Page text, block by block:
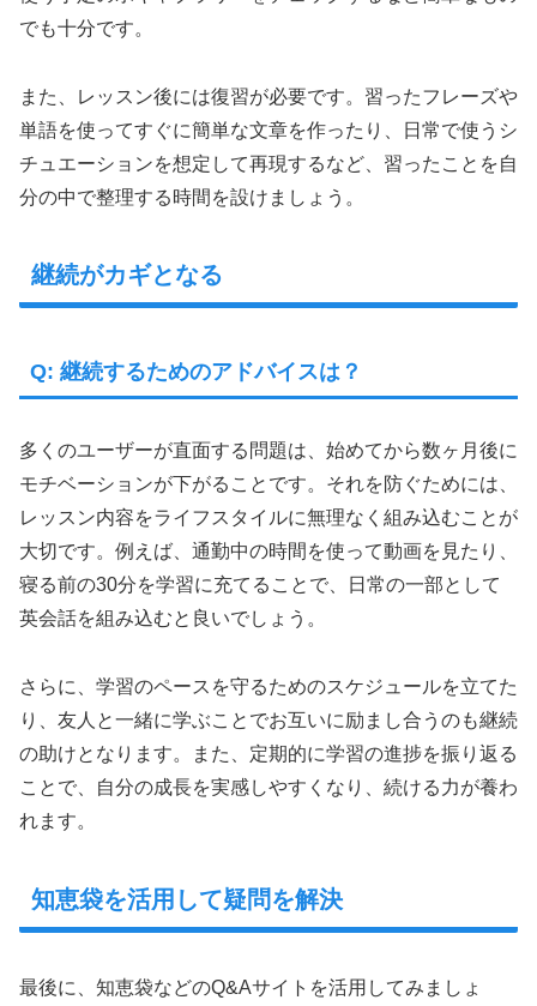
でも十分です。
また、レッスン後には復習が必要です。習ったフレーズや
単語を使ってすぐに簡単な文章を作ったり、日常で使うシ
チュエーションを想定して再現するなど、習ったことを自
分の中で整理する時間を設けましょう。
継続がカギとなる
Q: 継続するためのアドバイスは？
多くのユーザーが直面する問題は、始めてから数ヶ月後に
モチベーションが下がることです。それを防ぐためには、
レッスン内容をライフスタイルに無理なく組み込むことが
大切です。例えば、通勤中の時間を使って動画を見たり、
寝る前の30分を学習に充てることで、日常の一部として
英会話を組み込むと良いでしょう。
さらに、学習のペースを守るためのスケジュールを立てた
り、友人と一緒に学ぶことでお互いに励まし合うのも継続
の助けとなります。また、定期的に学習の進捗を振り返る
ことで、自分の成長を実感しやすくなり、続ける力が養わ
れます。
知恵袋を活用して疑問を解決
最後に、知恵袋などのQ&Aサイトを活用してみましょ